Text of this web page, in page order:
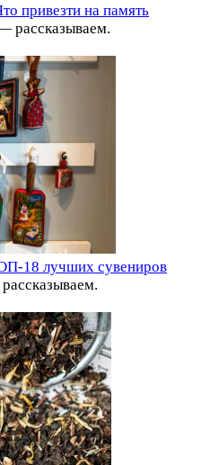
привезти на память
рассказываем.
18 лучших сувениров